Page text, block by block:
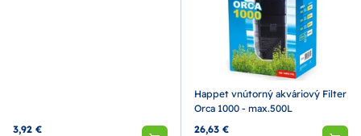
3,92 €
Happet vnútorný akváriový Filter
Orca 1000 - max.500L
26,63 €